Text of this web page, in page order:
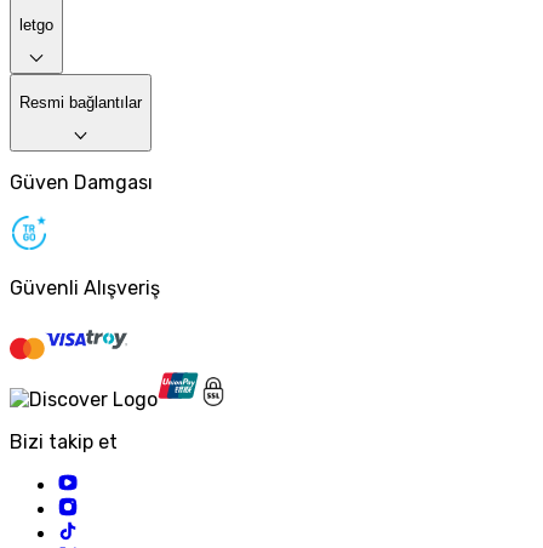
letgo
Resmi bağlantılar
Güven Damgası
Güvenli Alışveriş
Bizi takip et